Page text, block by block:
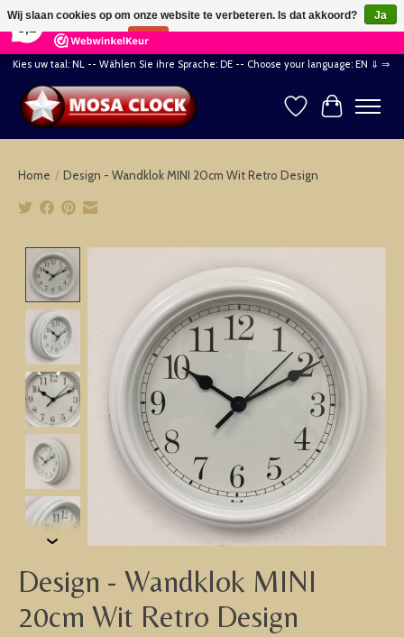
164 Reviews ×
Kies uw taal: NL -- Wählen Sie ihre Sprache: DE -- Choose your language: EN ⇓ ⇒
Verlanglijst
Home / Design - Wandklok MINI 20cm Wit Retro Design
Product image slideshow Items
Design - Wandklok MINI
20cm Wit Retro Design
Wij slaan cookies op om onze website te verbeteren. Is dat akkoord?
Ja
Nee